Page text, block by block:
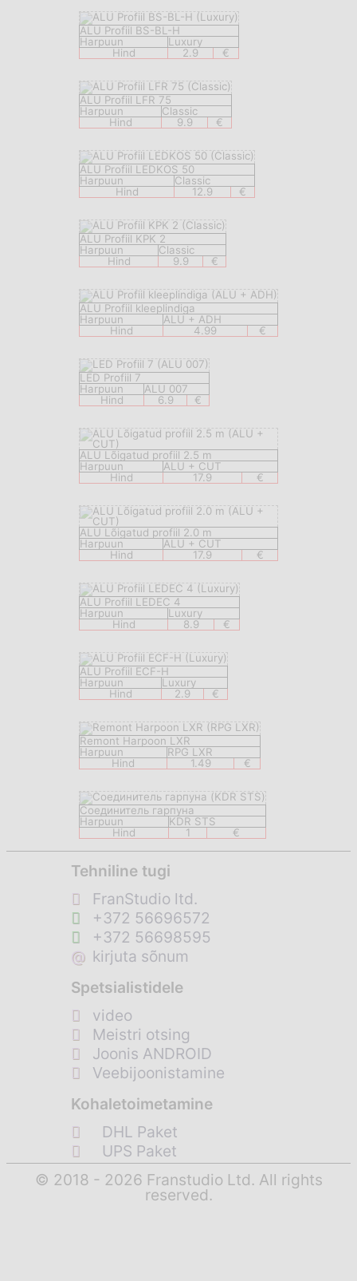
ALU Profiil BS-BL-H
Harpuun
Luxury
Hind
2.9 €
ALU Profiil LFR 75
Harpuun
Classic
Hind
9.9 €
ALU Profiil LEDKOS 50
Harpuun
Classic
Hind
12.9 €
ALU Profiil KPK 2
Harpuun
Classic
Hind
9.9 €
ALU Profiil kleeplindiga
Harpuun
ALU + ADH
Hind
4.99 €
LED Profiil 7
Harpuun
ALU 007
Hind
6.9 €
ALU Lõigatud profiil 2.5 m
Harpuun
ALU + CUT
Hind
17.9 €
ALU Lõigatud profiil 2.0 m
Harpuun
ALU + CUT
Hind
17.9 €
ALU Profiil LEDEC 4
Harpuun
Luxury
Hind
8.9 €
ALU Profiil ECF-H
Harpuun
Luxury
Hind
2.9 €
Remont Harpoon LXR
Harpuun
RPG LXR
Hind
1.49 €
Соединитель гарпуна
Harpuun
KDR STS
Hind
1 €
Tehniline tugi
FranStudio ltd.
+372 56696572
+372 56698595
@ kirjuta sõnum
Spetsialistidele
video
Meistri otsing
Joonis ANDROID
Veebijoonistamine
Kohaletoimetamine
DHL Paket
UPS Paket
© 2018 - 2026 Franstudio Ltd. All rights
reserved.